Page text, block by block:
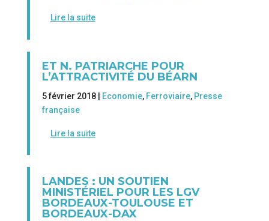
Lire la suite
ET N. PATRIARCHE POUR
L’ATTRACTIVITÉ DU BÉARN
5 février 2018 | Economie, Ferroviaire, Presse
française
Lire la suite
LANDES : UN SOUTIEN
MINISTÉRIEL POUR LES LGV
BORDEAUX-TOULOUSE ET
BORDEAUX-DAX